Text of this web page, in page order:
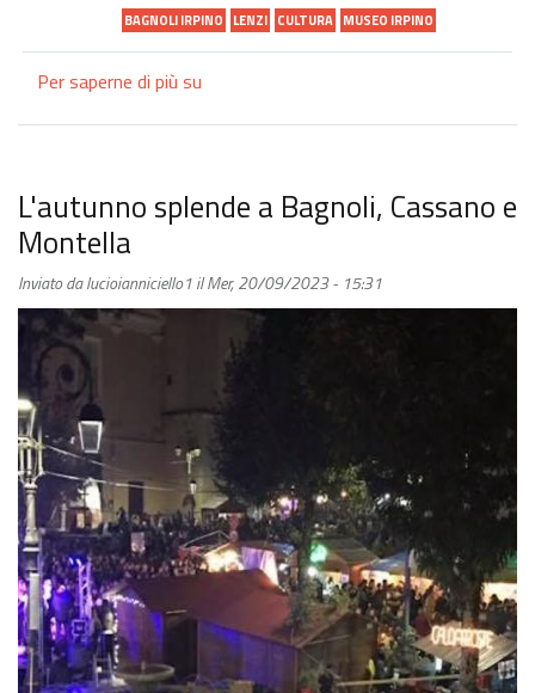
BAGNOLI IRPINO LENZI CULTURA MUSEO IRPINO
Per saperne di più su
e
Realismo
L'autunno splende a Bagnoli, Cassano e
Montella
Inviato dalucioianniciello1ilMer, 20/09/2023 - 15:31